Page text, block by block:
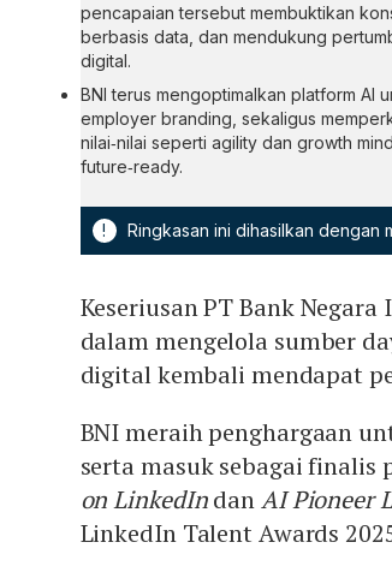
pencapaian tersebut membuktikan
berbasis data, dan mendukung
digital.
BNI terus mengoptimalkan platform AI
employer branding, sekaligus
nilai‑nilai seperti agility dan growth
future‑ready.
! Ringkasan ini dihasilkan dengan
Keseriusan PT Bank
dalam mengelola sumber
digital kembali mendapat
BNI meraih penghargaan
serta masuk sebagai finalis
on LinkedIndanAI Pioneer
LinkedIn Talent Awards